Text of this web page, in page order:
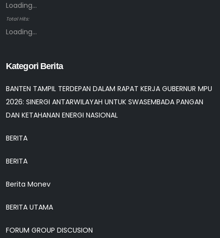
Loading...
Total Hits:
Loading...
Kategori Berita
BANTEN TAMPIL TERDEPAN DALAM RAPAT KERJA GUBERNUR MPU
2026: SINERGI ANTARWILAYAH UNTUK SWASEMBADA PANGAN
DAN KETAHANAN ENERGI NASIONAL
BERITA
BERITA
Berita Monev
BERITA UTAMA
FORUM GROUP DISCUSION